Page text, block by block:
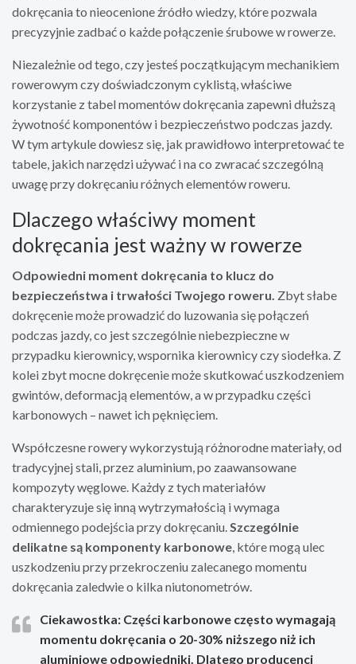
dokręcania to nieocenione źródło wiedzy, które pozwala
precyzyjnie zadbać o każde połączenie śrubowe w rowerze.
Niezależnie od tego, czy jesteś początkującym mechanikiem
rowerowym czy doświadczonym cyklistą, właściwe
korzystanie z tabel momentów dokręcania zapewni dłuższą
żywotność komponentów i bezpieczeństwo podczas jazdy.
W tym artykule dowiesz się, jak prawidłowo interpretować te
tabele, jakich narzędzi używać i na co zwracać szczególną
uwagę przy dokręcaniu różnych elementów roweru.
Dlaczego właściwy moment
dokręcania jest ważny w rowerze
Odpowiedni moment dokręcania to klucz do
bezpieczeństwa i trwałości Twojego roweru. Zbyt słabe
dokręcenie może prowadzić do luzowania się połączeń
podczas jazdy, co jest szczególnie niebezpieczne w
przypadku kierownicy, wspornika kierownicy czy siodełka. Z
kolei zbyt mocne dokręcenie może skutkować uszkodzeniem
gwintów, deformacją elementów, a w przypadku części
karbonowych – nawet ich pęknięciem.
Współczesne rowery wykorzystują różnorodne materiały, od
tradycyjnej stali, przez aluminium, po zaawansowane
kompozyty węglowe. Każdy z tych materiałów
charakteryzuje się inną wytrzymałością i wymaga
odmiennego podejścia przy dokręcaniu. Szczególnie
delikatne są komponenty karbonowe , które mogą ulec
uszkodzeniu przy przekroczeniu zalecanego momentu
dokręcania zaledwie o kilka niutonometrów.
Ciekawostka: Części karbonowe często wymagają
momentu dokręcania o 20-30% niższego niż ich
aluminiowe odpowiedniki. Dlatego producenci